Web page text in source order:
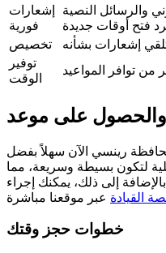
إشعارات
فورية
والرسائل النصية
تخصيص
توفير
الوقت
والحصول على موعد
رينسي الآن سهلاً بفضل
لتكون بسيطة وسريعة، مما
إلى ذلك، يمكنك إجراء
القيادة
خطوات حجز وقتك